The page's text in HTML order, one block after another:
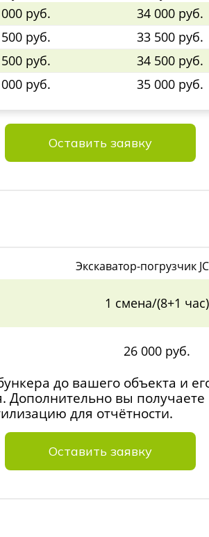
руб. 34 000 руб.
руб. 33 500 руб.
руб. 34 500 руб.
руб. 35 000 руб.
Оставить заявку
Экскаватор-погрузчик
1 смена/(8+1 час)
26 000 руб.
до вашего объекта и
Дополнительно вы
для отчётности.
Оставить заявку